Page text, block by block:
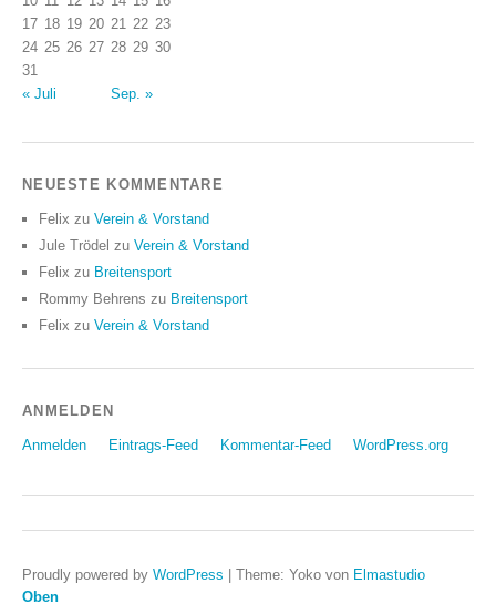
17 18 19 20 21 22 23
24 25 26 27 28 29 30
31
« Juli
Sep. »
NEUESTE KOMMENTARE
Felix zu Verein & Vorstand
Jule Trödel zu Verein & Vorstand
Felix zu Breitensport
Rommy Behrens zu Breitensport
Felix zu Verein & Vorstand
ANMELDEN
Anmelden Eintrags-Feed Kommentar-Feed WordPress.org
Proudly powered by WordPress Theme: Yoko von Elmastudio
Oben